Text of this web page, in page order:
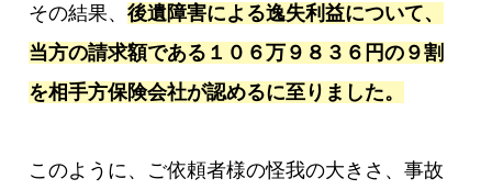
その結果、後遺障害による逸失利益について、
当方の請求額である１０６万９８３６円の９割
を相手方保険会社が認めるに至りました。
このように、ご依頼者様の怪我の大きさ、事故